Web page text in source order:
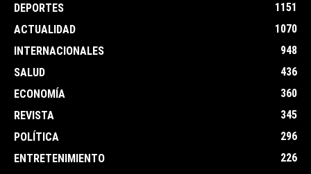
DEPORTES
1151
ACTUALIDAD
1070
INTERNACIONALES
948
SALUD
436
ECONOMÍA
360
REVISTA
345
POLÍTICA
296
ENTRETENIMIENTO
226